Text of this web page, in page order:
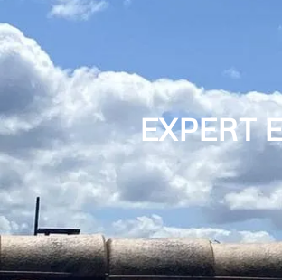
EXPERT